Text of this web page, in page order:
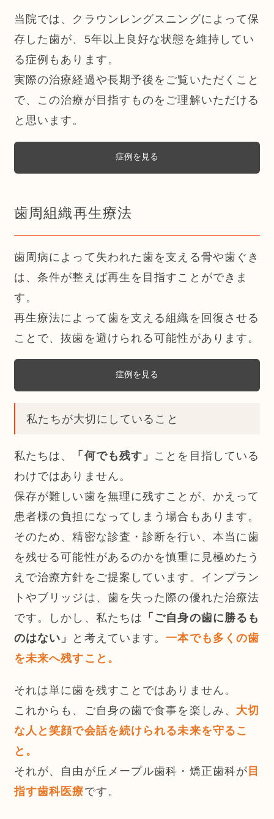
当院では、クラウンレングスニングによって保
存した歯が、5年以上良好な状態を維持してい
る症例もあります。
実際の治療経過や長期予後をご覧いただくこと
で、この治療が目指すものをご理解いただける
と思います。
症例を見る
歯周組織再生療法
歯周病によって失われた歯を支える骨や歯ぐき
は、条件が整えば再生を目指すことができま
す。
再生療法によって歯を支える組織を回復させる
ことで、抜歯を避けられる可能性があります。
症例を見る
私たちが大切にしていること
私たちは、 「何でも残す」 ことを目指している
わけではありません。
保存が難しい歯を無理に残すことが、かえって
患者様の負担になってしまう場合もあります。
そのため、精密な診査・診断を行い、本当に歯
を残せる可能性があるのかを慎重に見極めたう
えで治療方針をご提案しています。インプラン
トやブリッジは、歯を失った際の優れた治療法
です。しかし、私たちは 「ご自身の歯に勝るも
のはない」
と考えています。一本でも多くの歯
を未来へ残すこと。
それは単に歯を残すことではありません。
これからも、ご自身の歯で食事を楽しみ、 大切
な人と笑顔で会話を続けられる未来を守るこ
と。
それが、自由が丘メープル歯科・矯正歯科が 目
指す歯科医療です。